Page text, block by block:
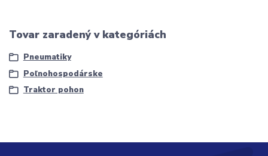
Tovar zaradený v kategóriách
Pneumatiky
Poľnohospodárske
Traktor pohon